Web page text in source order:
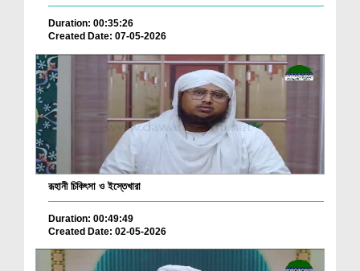
Duration: 00:35:26
Created Date: 07-05-2026
রূহানী চিকিৎসা ও ইস্তেখারা
Duration: 00:49:49
Created Date: 02-05-2026